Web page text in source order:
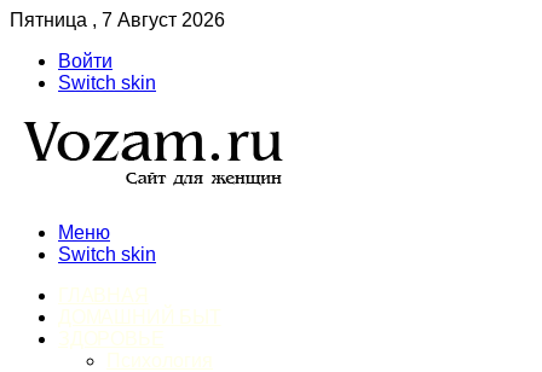
Пятница , 7 Август 2026
Войти
Switch skin
Меню
Switch skin